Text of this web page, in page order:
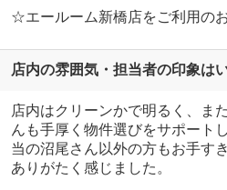
☆エールーム新橋店をご利用の
店内の雰囲気・担当者の印象は
店内はクリーンかで明るく、ま
んも手厚く物件選びをサポート
当の沼尾さん以外の方もお手す
ありがたく感じました。